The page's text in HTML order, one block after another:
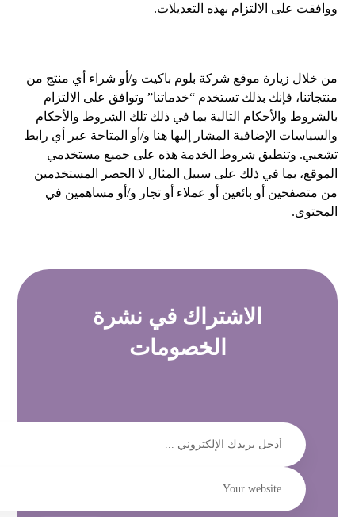
ووافقت على الالتزام بهذه التعديلات.
من خلال زيارة موقع شركة بلوم باكيت و/أو شراء أي منتج من
منتجاتنا، فإنك بذلك تستخدم “خدماتنا” وتوافق على الالتزام
بالشروط والأحكام التالية بما في ذلك تلك الشروط والأحكام
والسياسات الإضافية المشار إليها هنا و/أو المتاحة عبر أي رابط
تشعبي. وتنطبق شروط الخدمة هذه على جميع مستخدمي
الموقع، بما في ذلك على سبيل المثال لا الحصر المستخدمين
من متصفحين أو بائعين أو عملاء أو تجار و/أو مساهمين في
المحتوى.
الاشتراك في نشرة
الخصومات